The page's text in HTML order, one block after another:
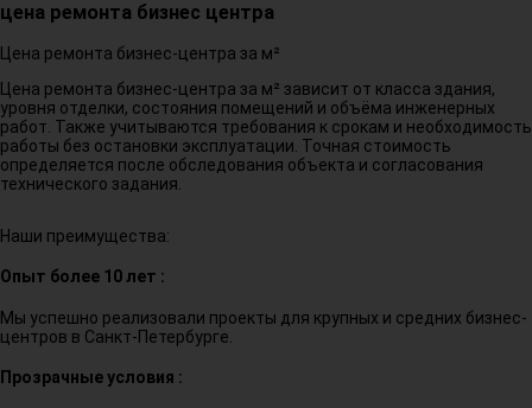
цена ремонта бизнес центра
Цена ремонта бизнес-центра за м²
Цена ремонта бизнес-центра за м² зависит от класса здания,
уровня отделки, состояния помещений и объёма инженерных
работ. Также учитываются требования к срокам и необходимость
работы без остановки эксплуатации. Точная стоимость
определяется после обследования объекта и согласования
технического задания.
Наши преимущества:
Опыт более 10 лет :
Мы успешно реализовали проекты для крупных и средних бизнес-
центров в Санкт-Петербурге.
Прозрачные условия :